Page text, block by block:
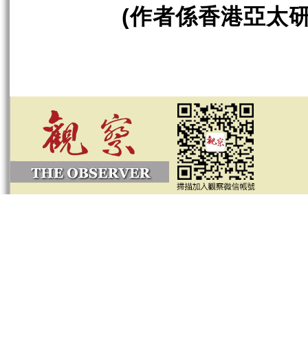
(作者係香港亞太